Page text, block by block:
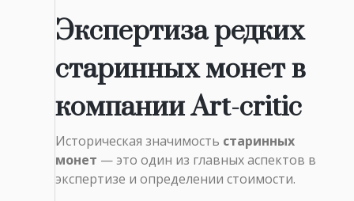
Экспертиза редких
старинных монет в
компании Art-critic
Историческая значимость старинных
монет — это один из главных аспектов в
экспертизе и определении стоимости.